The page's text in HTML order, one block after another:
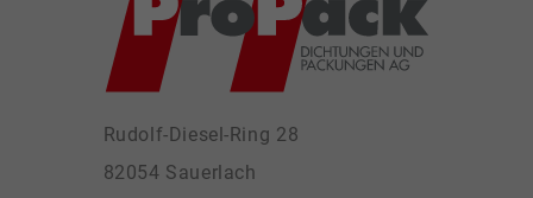
Rudolf-Diesel-Ring 28
82054 Sauerlach